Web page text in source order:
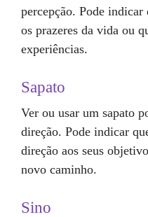
percepção. Pode
os prazeres da vida ou
experiências.
Sapato
Ver ou usar um sapato
direção. Pode indicar
direção aos seus
novo caminho.
Sino